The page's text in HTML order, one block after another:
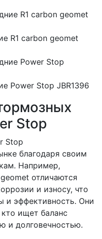
R1 carbon geomet
R1 carbon geomet
Power Stop
Power Stop JBR1396
Stop
Stop
благодаря своим
Например,
отличаются
и износу, что
и эффективность. Они
ищет баланс
и долговечностью.